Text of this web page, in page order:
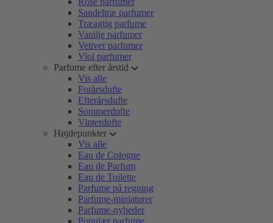
Sandeltræ parfumer
Træagtig parfume
Vanilje parfumer
Vetiver parfumer
Viol parfumer
Parfume efter årstid
Vis alle
Forårsdufte
Efterårsdufte
Sommerdufte
Vinterdufte
Højdepunkter
Vis alle
Eau de Cologne
Eau de Parfum
Eau de Toilette
Parfume på regning
Parfume-miniaturer
Parfume-nyheder
Populær parfume